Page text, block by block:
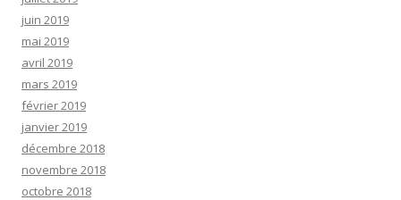
juin 2019
mai 2019
avril 2019
mars 2019
février 2019
janvier 2019
décembre 2018
novembre 2018
octobre 2018